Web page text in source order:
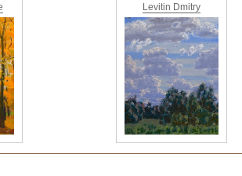
Levitin Dmitry